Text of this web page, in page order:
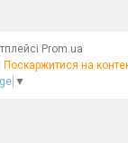
Prom.ua
Поскаржитися на
▼